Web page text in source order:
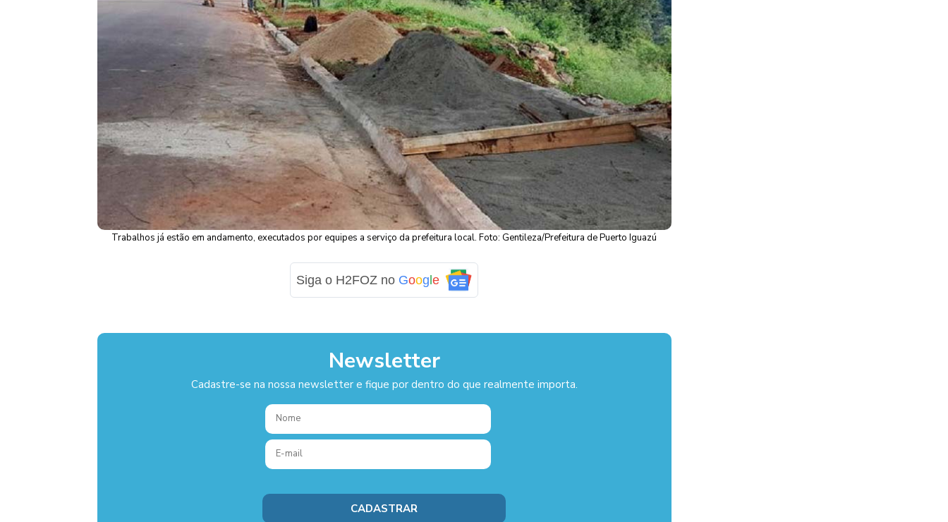
Trabalhos já estão em andamento, executados por equipes a serviço da prefeitura local. Foto: Gentileza/Prefeitura de Puerto Iguazú
Siga o H2FOZ no Goog le
Newsletter
Cadastre-se na nossa newsletter e fique por dentro do que realmente importa.